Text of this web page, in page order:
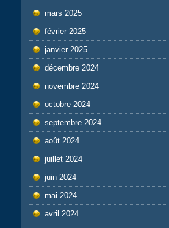
mars 2025
février 2025
janvier 2025
décembre 2024
novembre 2024
octobre 2024
septembre 2024
août 2024
juillet 2024
juin 2024
mai 2024
avril 2024